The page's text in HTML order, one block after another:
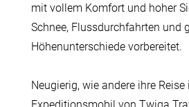
mit vollem Komfort und hoher
Schnee, Flussdurchfahrten und
Höhenunterschiede vorbereitet.
Neugierig, wie andere ihre Reise